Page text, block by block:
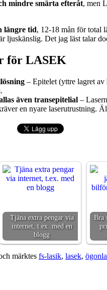
mindre smärta efteråt, men
längre tid, 12-18 mån för total
ljuskänslig. Det jag läst talar
för LASEK
– Epitelet (yttre lagret
även transepitelial –
en nyare laserutrustning.
Tjäna extra pengar via
internet, t.ex. med en
blogg
Bra
märktes fs-lasik, lasek,